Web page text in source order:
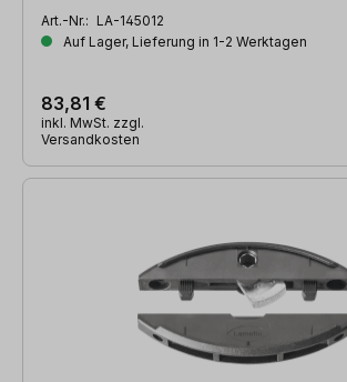
Art.-Nr.: LA-145012
Auf Lager, Lieferung in 1-2 Werktagen
83,81 €
inkl. MwSt. zzgl.
Versandkosten